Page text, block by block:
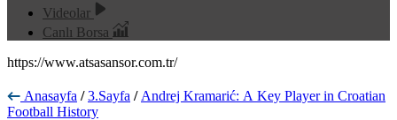
Videolar
Canlı Borsa
https://www.atsasansor.com.tr/
Anasayfa / 3.Sayfa / Andrej Kramarić: A Key Player in Croatian
Football History